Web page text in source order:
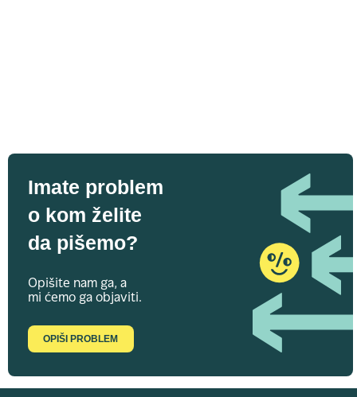
Imate problem
o kom želite
da pišemo?
Opišite nam ga, a
mi ćemo ga objaviti.
OPIŠI PROBLEM